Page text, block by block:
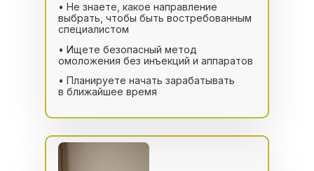
• Планируете начать зарабатывать
в ближайшее время
• Ищете безопасный метод
омоложения без инъекций и аппаратов
• Не знаете, какое направление
выбрать, чтобы быть востребованным
специалистом